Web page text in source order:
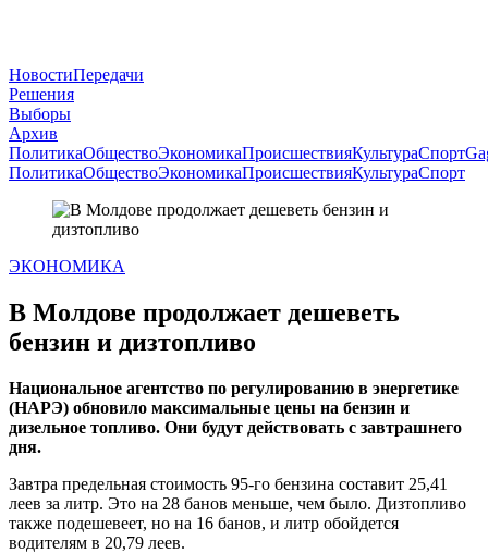
НовостиПередачи
Решения
Выборы
Архив
ПолитикаОбществоЭкономикаПроисшествияКультураСпорт
ПолитикаОбществоЭкономикаПроисшествияКультураСпорт
ЭКОНОМИКА
В Молдове продолжает дешеветь
бензин и дизтопливо
Национальное агентство по регулированию в энергетике
(НАРЭ) обновило максимальные цены на бензин и
дизельное топливо. Они будут действовать с завтрашнего
дня.
Завтра предельная стоимость 95-го бензина составит 25,41
леев за литр. Это на 28 банов меньше, чем было. Дизтопливо
также подешевеет, но на 16 банов, и литр обойдется
водителям в 20,79 леев.